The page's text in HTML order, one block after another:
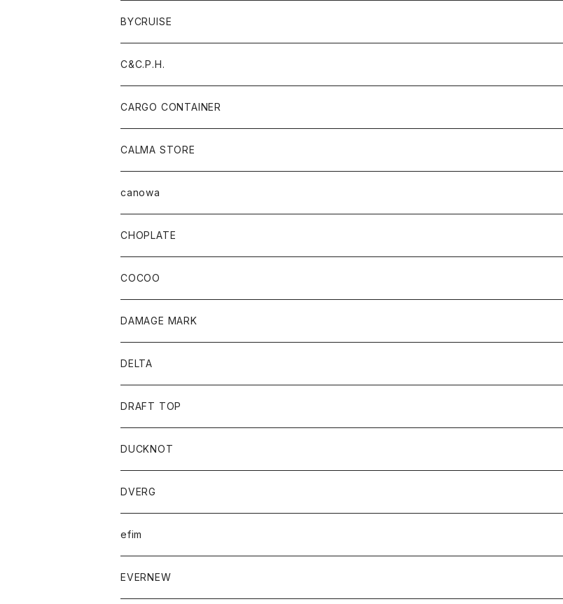
BYCRUISE
C&C.P.H.
CARGO CONTAINER
CALMA STORE
canowa
CHOPLATE
COCOO
DAMAGE MARK
DELTA
DRAFT TOP
DUCKNOT
DVERG
efim
EVERNEW